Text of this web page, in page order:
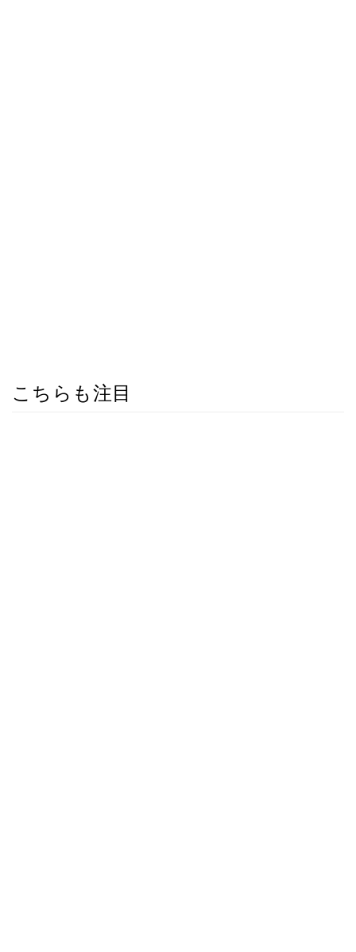
こちらも注目